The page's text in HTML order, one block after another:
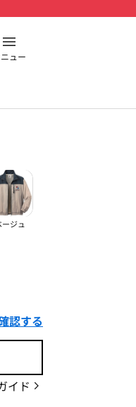
ニュー
ジュ
認する
イド